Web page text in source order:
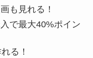
も見れる！
で最大40%ポイン
る！